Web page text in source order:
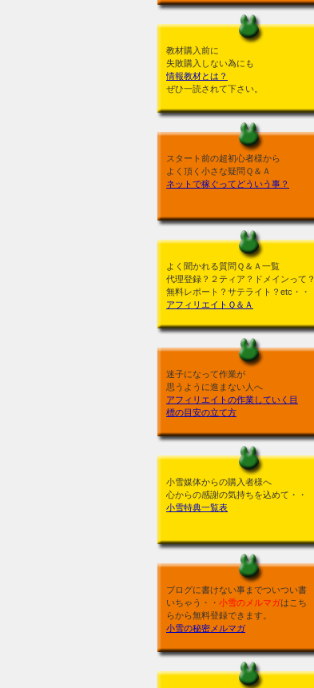
教材購入前に
失敗購入しない為にも
情報教材とは？
ぜひ一読されて下さい。
スタート前の超初心者様から
よく頂く小さな疑問Ｑ＆Ａ
ネットで稼ぐってどういう事？
よく聞かれる質問Ｑ＆Ａ一覧
代理登録？２ティア？ドメインって？
無料レポート？サテライト？etc・・
アフィリエイトＱ＆Ａ
迷子になって作業が
思うように進まない人へ
アフィリエイトの作業していく目
標の目安の立て方
小雪媒体からの購入者様へ
心からの感謝の気持ちを込めて・・
小雪特典一覧表
ブログに書けない事までついつい書
いちゃう・・ 小雪のメルマガはこち
らから無料登録できます。
小雪の秘密メルマガ